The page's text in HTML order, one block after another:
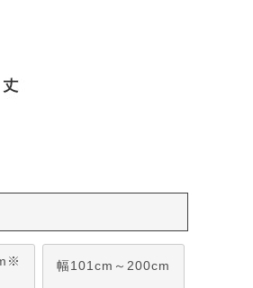
幅101cm～200cm